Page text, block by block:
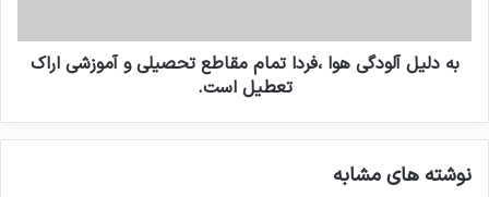
به دلیل آلودگی هوا ،فردا تمام مقاطع تحصیلی و آموزشی اراک
تعطیل است.
نوشته های مشابه